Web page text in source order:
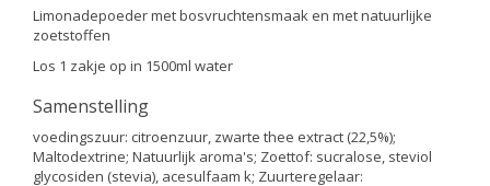
Limonadepoeder met bosvruchtensmaak en met natuurlijke
zoetstoffen
Los 1 zakje op in 1500ml water
Samenstelling
voedingszuur: citroenzuur, zwarte thee extract (22,5%);
Maltodextrine; Natuurlijk aroma's; Zoettof: sucralose, steviol
glycosiden (stevia), acesulfaam k; Zuurteregelaar: